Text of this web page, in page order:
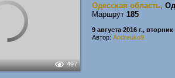
497
Одесская область,
Маршрут 185
9 августа 2016 г., вторник
Автор: Andreuko9